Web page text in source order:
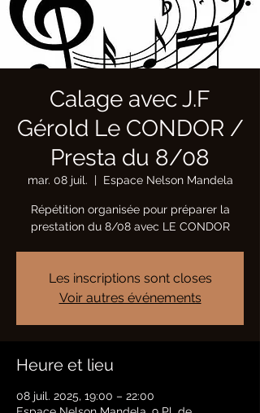
Calage avec J.F
Gérold Le CONDOR /
Presta du 8/08
mar. 08 juil.
  |
Espace Nelson Mandela
Répétition organisée pour préparer la
prestation du 8/08 avec LE CONDOR
Les inscriptions sont closes
Voir autres événements
Heure et lieu
08 juil. 2025, 19:00 – 22:00